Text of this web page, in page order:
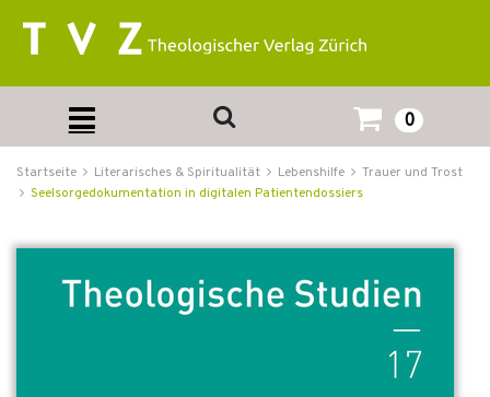
0
Startseite Literarisches & Spiritualität Lebenshilfe
Trauer und Trost
Seelsorgedokumentation in digitalen Patientendossiers